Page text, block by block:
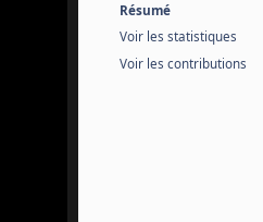
Résumé
Voir les statistiques
Voir les contributions